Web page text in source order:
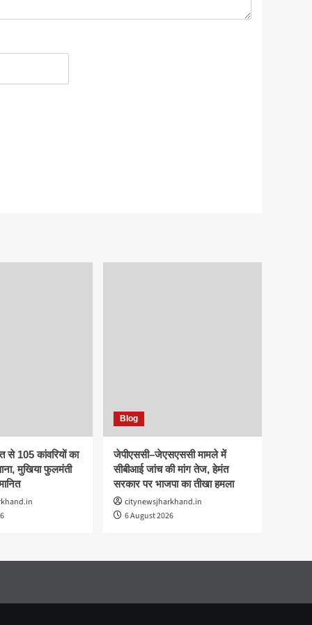
से 105 कांवरियों का
मुखिया फुलमंती
Blog
जेपीएससी–जेएसएससी मामले में
सीबीआई जांच की मांग तेज, हेमंत
सरकार पर भाजपा का तीखा हमला
citynewsjharkhand.in
6 August 2026